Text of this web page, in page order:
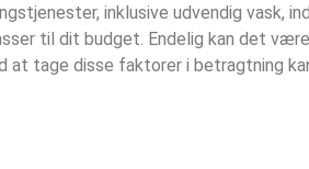
inklusive udvendig vask,
til dit budget. Endelig kan det
tage disse faktorer i betragtning